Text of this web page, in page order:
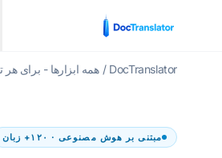
امور مالی و بانکداری
انگلیسی به
DocTranslator
/ همه ابزارها - برای هر
مبتنی بر هوش مصنوعی · ۱۲۰+ زبان